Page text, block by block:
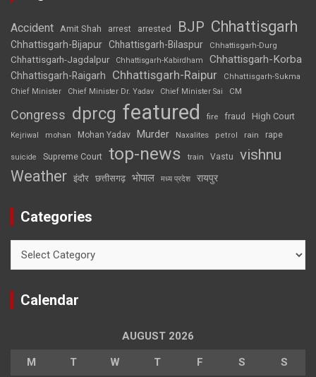
Accident Amit Shah arrest arrested BJP Chhattisgarh
Chhattisgarh-Bijapur Chhattisgarh-Bilaspur Chhattisgarh-Durg
Chhattisgarh-Jagdalpur Chhattisgarh-Kabirdham Chhattisgarh-Korba
Chhattisgarh-Raigarh Chhattisgarh-Raipur
Chhattisgarh-Sukma
Chief Minister
Chief Minister Dr. Yadav Chief Minister Sai CM
Congress dprcg featured fire fraud High Court
Kejriwal mohan Mohan Yadav Murder Naxalites petrol rain rape
suicide Supreme Court top-news train Vastu vishnu
Weather इंदौर छत्तीसगढ़ भोपाल मध्य प्रदेश रायपुर
Categories
Calendar
AUGUST 2026
M T W T F S S